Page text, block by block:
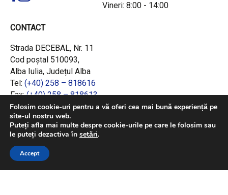
Vineri: 8:00 - 14:00
CONTACT
Strada DECEBAL, Nr. 11
Cod poștal 510093,
Alba Iulia, Județul Alba
Tel: (+40) 258 – 818616
Fax:(+40) 258 – 818613
Email:office@adrcentru.ro
LINK-URI RAPIDE
Consiliul European
Jurnalul Oficial al Uniunii Europene
Folosim cookie-uri pentru a vă oferi cea mai bună experiență pe
site-ul nostru web.
Puteți afla mai multe despre cookie-urile pe care le folosim sau
le puteți dezactiva în setări.
Accept